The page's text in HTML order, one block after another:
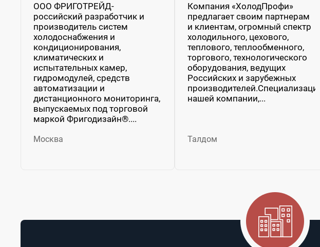
ООО ФРИГОТРЕЙД-
российский разработчик и
производитель систем
холодоснабжения и
кондиционирования,
климатических и
испытательных камер,
гидромодулей, средств
автоматизации и
дистанционного мониторинга,
выпускаемых под торговой
маркой Фригодизайн®....
Москва
Компания «ХолодПрофи»
предлагает своим партнерам
и клиентам, огромный спектр
холодильного, цехового,
теплового, теплообменного,
торгового, технологического
оборудования, ведущих
Российских и зарубежных
производителей.Специализация
нашей компании,...
Талдом